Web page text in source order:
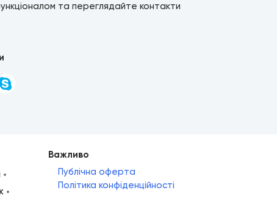
та переглядайте контакти
Важливо
Публічна оферта
Політика конфіденційності